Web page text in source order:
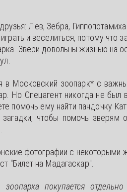
Лев, Зебра,
и веселиться, потому что
Звери довольны жизнью на
в Московский зоопарк* с
Но Спецагент никогда не был
помочь ему найти пандочку
чтобы помочь зверям
фотографии с некоторыми
"Билет на Мадагаскар".
покупается